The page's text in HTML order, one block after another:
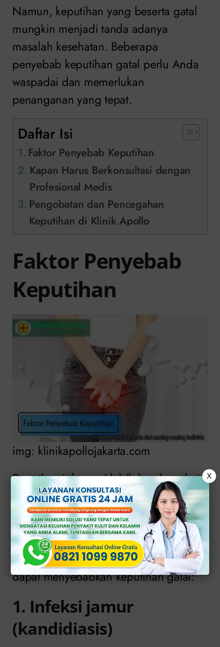
Namun, keputihan yang beserta gatal
mungkin menjadi tanda adanya
masalah kesehatan. Beberapa
penyebab keputihan gatal perlu Anda
waspadai dan memerlukan
penanganan yang tepat.
Daftar Isi
Faktor Penyebab Keputihan
Kapan Harus Berkonsultasi dengan
Profesional Medis
Pengobatan dan Pencegahan
Keputihan di Klinik Apollo
Faktor Penyebab
Keputihan
img: klinikapollojakarta.com
Dapatkan informasi lebih lengkap dari
dokter ahli ginekologi mengenai
beberapa faktor penyebab dari kondisi
ini.
Berikut adalah beberapa faktor yang
dapat menyebabkan keputihan gatal:
1. Infeksi jamur
(kandidiasis)
X